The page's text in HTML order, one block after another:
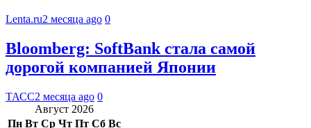
Lenta.ru2 месяца ago 0
Bloomberg: SoftBank стала самой
дорогой компанией Японии
ТАСС2 месяца ago 0
Август 2026
Пн Вт Ср Чт Пт Сб Вс